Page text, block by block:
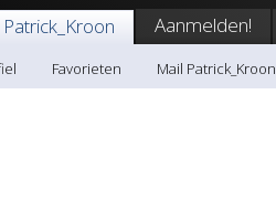
Patrick_Kroon Aanmelden!
Favorieten
Mail Patrick_Kroon